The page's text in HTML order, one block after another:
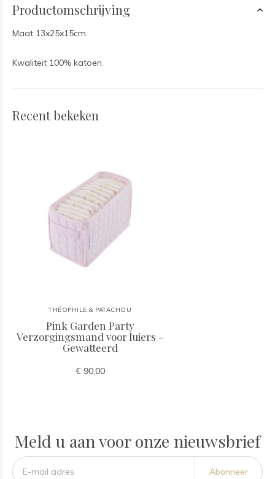
Productomschrijving
Maat 13x25x15cm.
Kwaliteit 100% katoen.
Recent bekeken
THÉOPHILE & PATACHOU
Pink Garden Party
Verzorgingsmand voor luiers -
Gewatteerd
€ 90,00
Meld u aan voor onze nieuwsbrief
Abonneer